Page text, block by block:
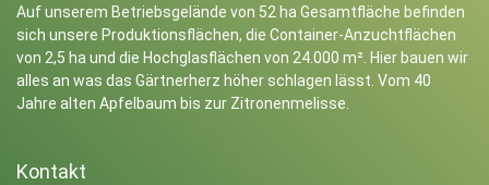
Auf unserem Betriebsgelände von 52 ha Gesamtfläche befinden
sich unsere Produktionsflächen, die Container-Anzuchtflächen
von 2,5 ha und die Hochglasflächen von 24.000 m². Hier bauen wir
alles an was das Gärtnerherz höher schlagen lässt. Vom 40
Jahre alten Apfelbaum bis zur Zitronenmelisse.
Kontakt